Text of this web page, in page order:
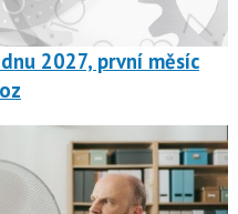
2027, první měsíc